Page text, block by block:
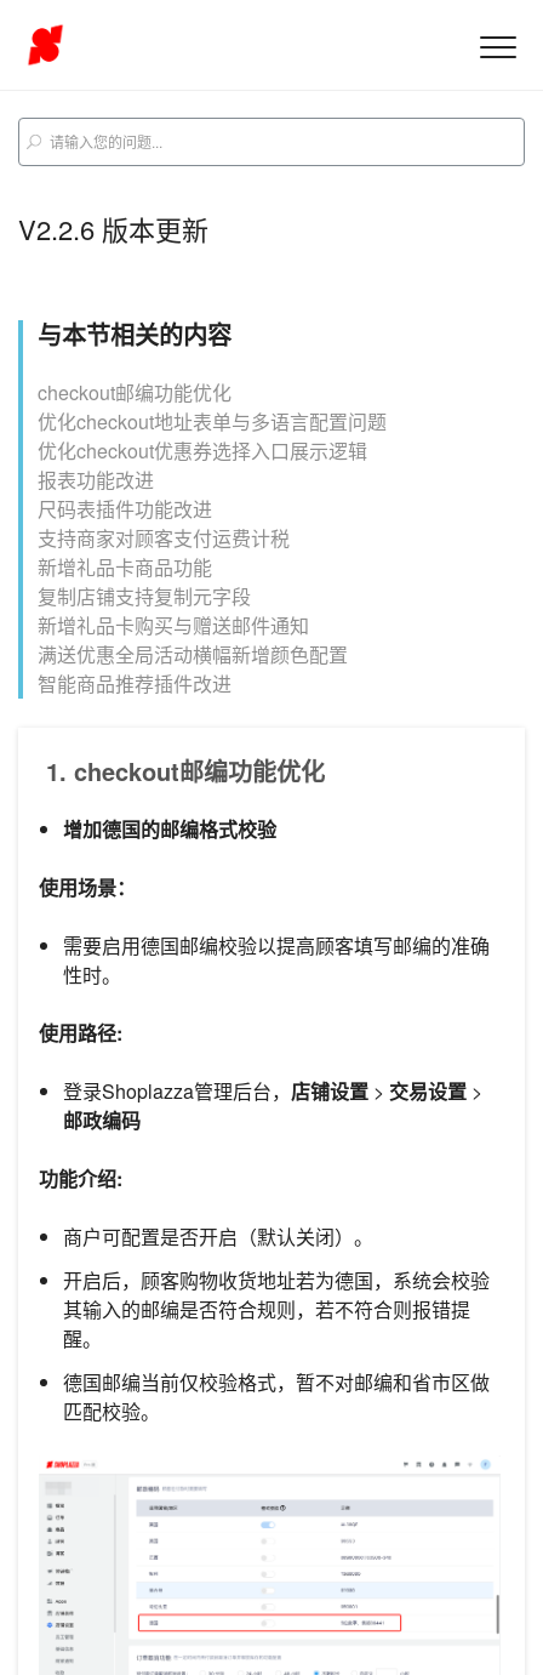
V2.2.6 版本更新
与本节相关的内容
checkout邮编功能优化
优化checkout地址表单与多语言配置问题
优化checkout优惠券选择入口展示逻辑
报表功能改进
尺码表插件功能改进
支持商家对顾客支付运费计税
新增礼品卡商品功能
复制店铺支持复制元字段
新增礼品卡购买与赠送邮件通知
满送优惠全局活动横幅新增颜色配置
智能商品推荐插件改进
1. checkout邮编功能优化
增加德国的邮编格式校验
使用场景：
需要启用德国邮编校验以提高顾客填写邮编的准确
性时。
使用路径:
登录Shoplazza管理后台， 店铺设置 > 交易设置 >
邮政编码
功能介绍:
商户可配置是否开启（默认关闭）。
开启后，顾客购物收货地址若为德国，系统会校验
其输入的邮编是否符合规则，若不符合则报错提
醒。
德国邮编当前仅校验格式，暂不对邮编和省市区做
匹配校验。